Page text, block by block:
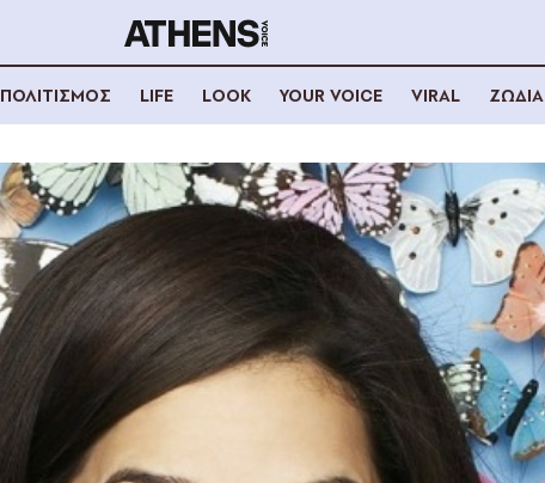
ΠΟΛΙΤΙΣΜΟΣ LIFE LOOK YOUR VOICE VIRAL ΖΩΔΙΑ